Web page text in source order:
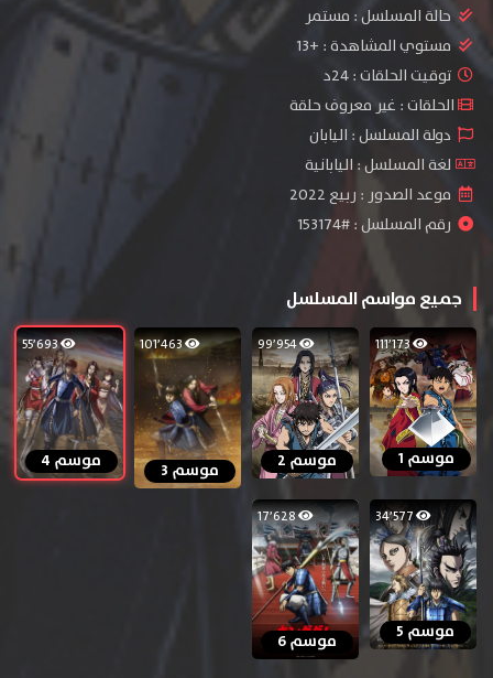
حالة المسلسل : مستمر
مستوي المشاهدة : +13
توقيت الحلقات : 24د
الحلقات : غير معروف حلقة
دولة المسلسل : اليابان
لغة المسلسل : اليابانية
موعد الصدور : ربيع 2022
رقم المسلسل : #153174
جميع مواسم المسلسل
111٬173
موسم 1
99٬954
موسم 2
101٬463
موسم 3
55٬693
موسم 4
34٬577
موسم 5
17٬628
موسم 6